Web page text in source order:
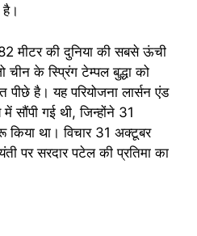
है।
मीटर की दुनिया की सबसे ऊंची
चीन के स्प्रिंग टेम्पल बुद्धा को
पीछे है। यह परियोजना लार्सन एंड
सौंपी गई थी, जिन्होंने 31
किया था। विचार 31 अक्टूबर
पर सरदार पटेल की प्रतिमा का